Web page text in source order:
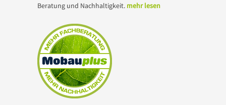
Beratung und Nachhaltigkeit. mehr lesen